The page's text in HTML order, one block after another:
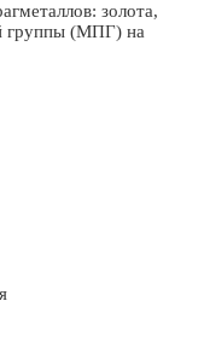
золота,
группы (МПГ) на